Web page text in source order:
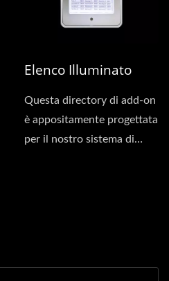
Elenco Illuminato
Questa directory di add-on
è appositamente progettata
per il nostro sistema di